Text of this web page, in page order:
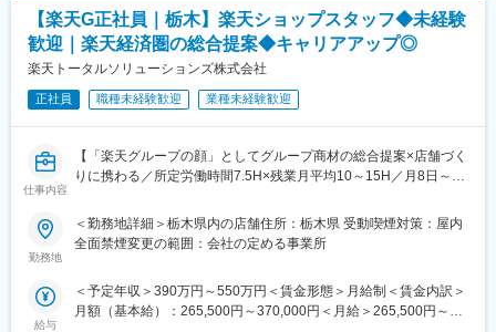
高い技術力と最新の検査機器類を使用した自動車の整備、プライ
ベートブランド化によるガソリンの安価供給など、自動車に関す
るサービスを提供する「プライム事業部」の他に、IT関連のサー
ビスを提供する「アビトス事業部」を新たに設けるに至りまし
た。一見すると全く違う事業のため、普段は水平に展開している
ように見えます。しかしその一方、双方の事業を交差させること
によって、今までに類のない新しいサービスの提供に取り組んで
おります。
◇店舗運営
・シフト管理、教育、評価
・在庫管理、売り場づくり、POP作成
・KPI管理・数値振り返り
■教育体制：
を基礎から学べ、楽天グループ共通のeラーニングでビジネススキ
ル習得も可能です。
◇業界未経験でも成長しやすい環境
料金体系が他キャリアよりシンプルで覚えやすく、提案力を磨き
【楽天G正社員｜栃木】楽天ショップスタッフ◆未経験
歓迎｜楽天経済圏の総合提案◆キャリアアップ◎
楽天トータルソリューションズ株式会社
正社員 職種未経験歓迎 業種未経験歓迎
仕事内容
【「楽天グループの顔」としてグループ商材の総合提案×店舗づく
りに携わる／所定労働時間7.5H×残業月平均10～15H／月8日～休
楽天モバイルショップに来店されるお客様へ、スマートフォン・
料金プラン・楽天カード・楽天市場・楽天ポイントなど、楽天経
て、お客様の生活をより豊かにするトータルサポートを行うポジ
ションです。
勤務地
＜勤務地詳細＞栃木県内の店舗住所：栃木県 受動喫煙対策：屋内
全面禁煙変更の範囲：会社の定める事業所
給与
＜予定年収＞390万円～550万円＜賃金形態＞月給制＜賃金内訳＞
月額（基本給）：265,500円～370,000円＜月給＞265,500円～